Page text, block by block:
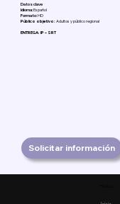
Datos clave
Idioma:Español
Formato:HD
Público objetivo: Adultos y público regional
ENTREGA: IP – SRT
Solicitar información